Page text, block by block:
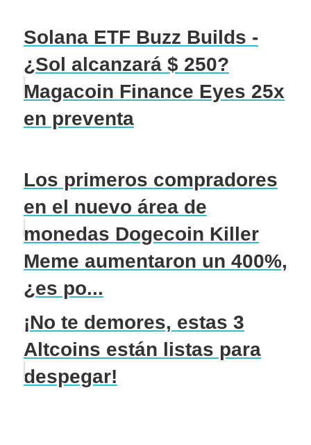
Solana ETF Buzz Builds -
¿Sol alcanzará $ 250?
Magacoin Finance Eyes 25x
en preventa
Los primeros compradores
en el nuevo área de
monedas Dogecoin Killer
Meme aumentaron un 400%,
¿es po...
¡No te demores, estas 3
Altcoins están listas para
despegar!